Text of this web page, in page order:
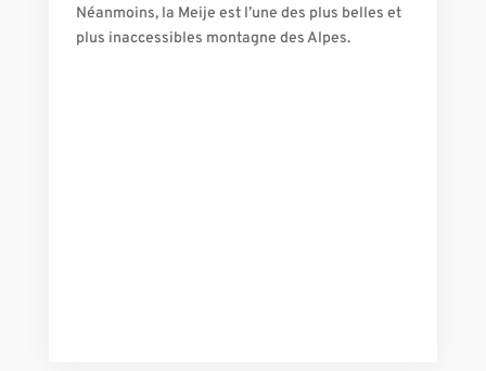
Néanmoins, la Meije est l’une des plus belles et
plus inaccessibles montagne des Alpes.